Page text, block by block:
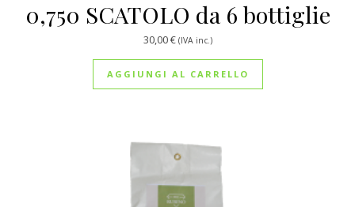
0,750 SCATOLO da 6 bottiglie
30,00€ (IVA inc.)
AGGIUNGI AL CARRELLO